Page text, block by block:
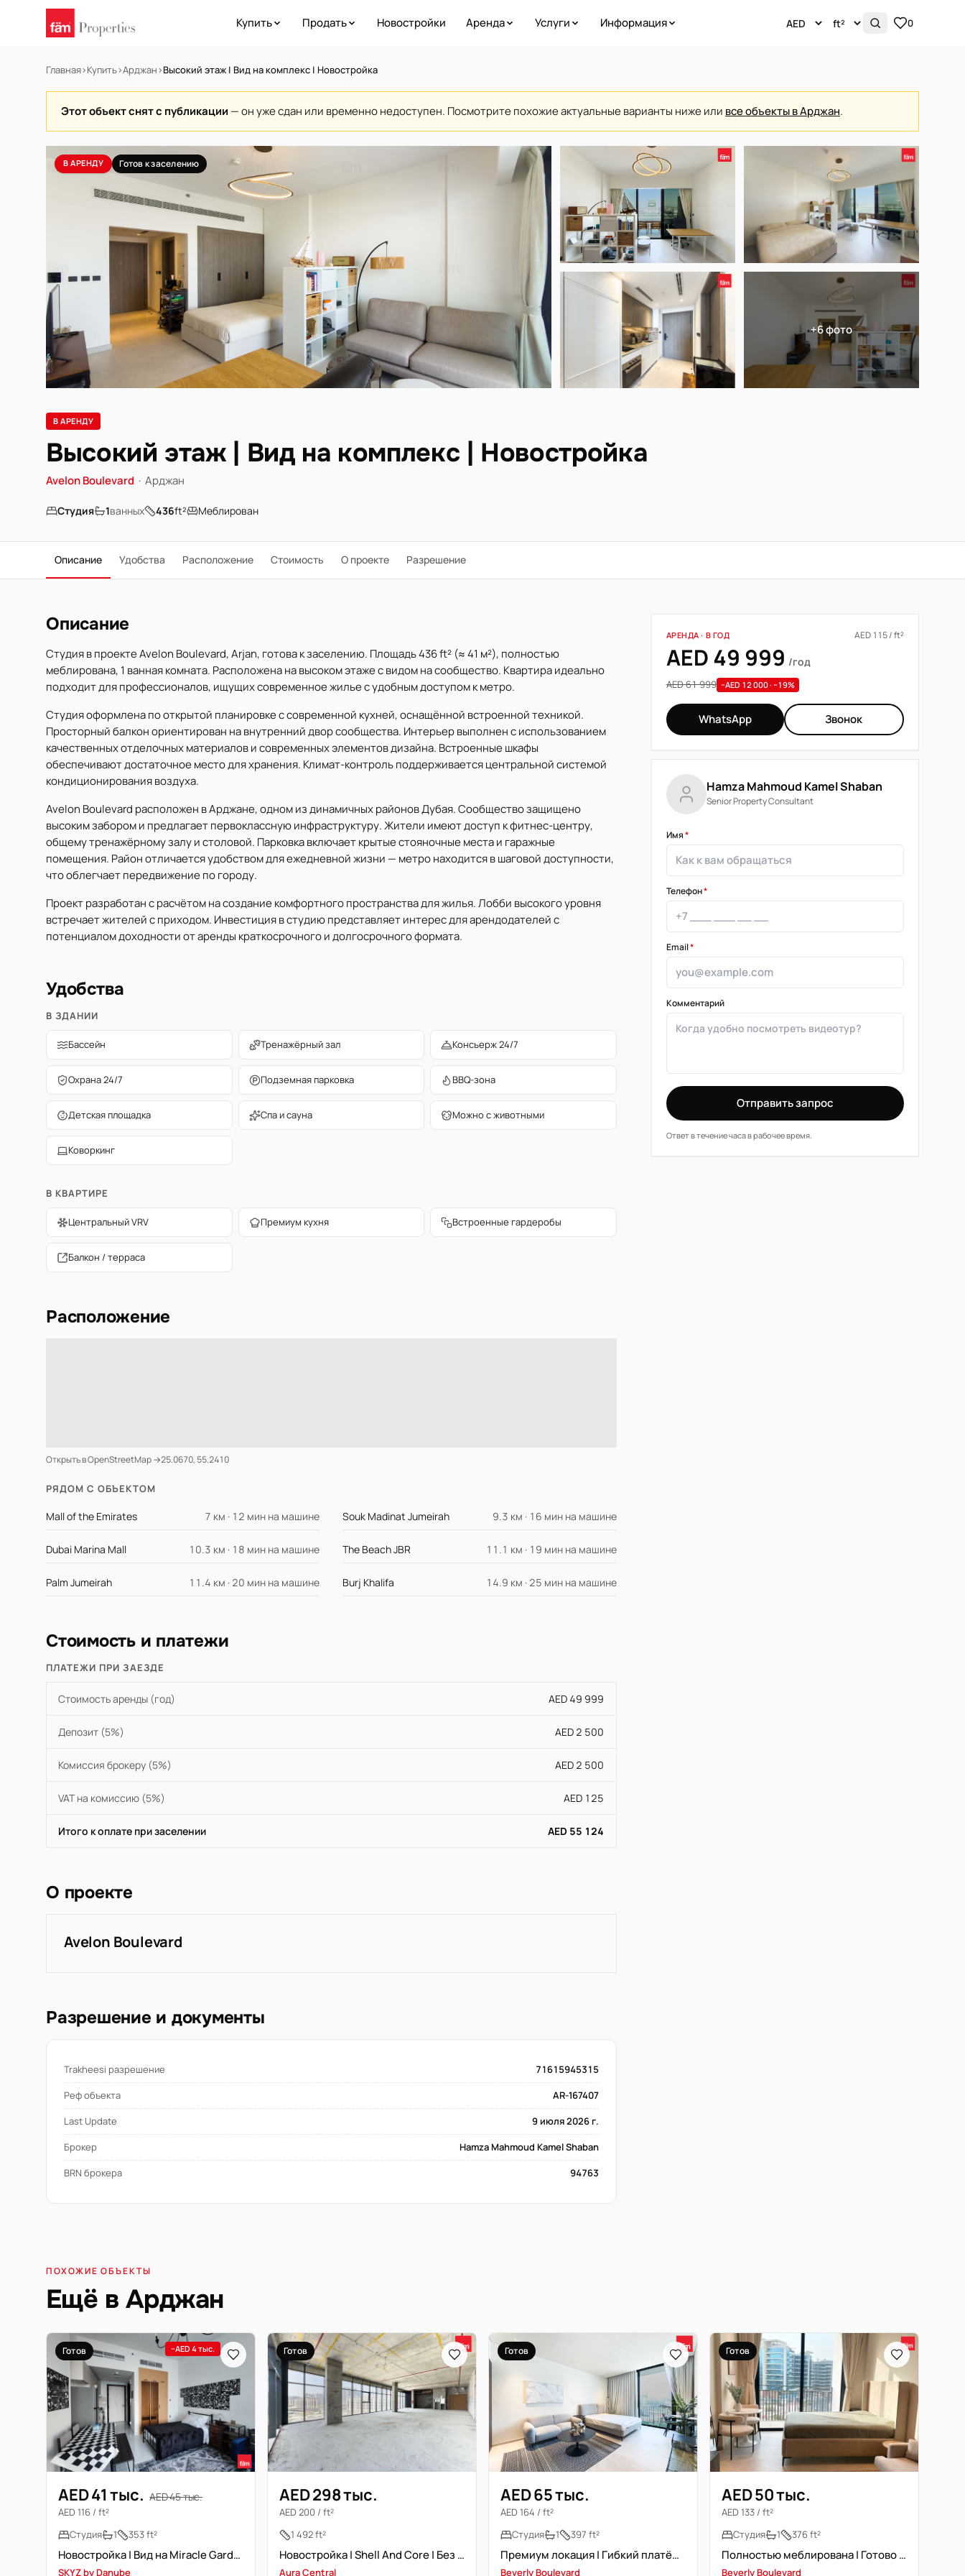
Купить Продать Новостройки Аренда Услуги Информация 0
Главная›Купить›Арджан›Высокий этаж | Вид на комплекс | Новостройка
Этот объект снят с публикации — он уже сдан или временно недоступен. Посмотрите похожие актуальные варианты ниже или все объекты в Арджан.
В АРЕНДУ Готов к заселению
+6 фото
В АРЕНДУ
Высокий этаж | Вид на комплекс | Новостройка
Avelon Boulevard · Арджан
Студия 1ванных 436ft² Меблирован
Описание Удобства Расположение Стоимость О проекте Разрешение
Описание
Студия в проекте Avelon Boulevard, Arjan, готова к заселению. Площадь 436 ft² (≈ 41 м²), полностью
меблирована, 1 ванная комната. Расположена на высоком этаже с видом на сообщество. Квартира идеально
подходит для профессионалов, ищущих современное жилье с удобным доступом к метро.
Студия оформлена по открытой планировке с современной кухней, оснащённой встроенной техникой.
Просторный балкон ориентирован на внутренний двор сообщества. Интерьер выполнен с использованием
качественных отделочных материалов и современных элементов дизайна. Встроенные шкафы
обеспечивают достаточное место для хранения. Климат-контроль поддерживается центральной системой
кондиционирования воздуха.
Avelon Boulevard расположен в Арджане, одном из динамичных районов Дубая. Сообщество защищено
высоким забором и предлагает первоклассную инфраструктуру. Жители имеют доступ к фитнес-центру,
общему тренажёрному залу и столовой. Парковка включает крытые стояночные места и гаражные
помещения. Район отличается удобством для ежедневной жизни — метро находится в шаговой доступности,
что облегчает передвижение по городу.
Проект разработан с расчётом на создание комфортного пространства для жилья. Лобби высокого уровня
встречает жителей с приходом. Инвестиция в студию представляет интерес для арендодателей с
потенциалом доходности от аренды краткосрочного и долгосрочного формата.
Удобства
В ЗДАНИИ
Бассейн Тренажёрный зал Консьерж 24/7
Охрана 24/7 Подземная парковка BBQ-зона
Детская площадка Спа и сауна Можно с животными
Коворкинг
В КВАРТИРЕ
Центральный VRV Премиум кухня Встроенные гардеробы
Балкон / терраса
Расположение
Открыть в OpenStreetMap →25.0670, 55.2410
РЯДОМ С ОБЪЕКТОМ
Mall of the Emirates 7 км · 12 мин на машине Souk Madinat Jumeirah 9.3 км · 16 мин на машине
Dubai Marina Mall 10.3 км · 18 мин на машине The Beach JBR 11.1 км · 19 мин на машине
Palm Jumeirah 11.4 км · 20 мин на машине Burj Khalifa 14.9 км · 25 мин на машине
Стоимость и платежи
ПЛАТЕЖИ ПРИ ЗАЕЗДЕ
Стоимость аренды (год) AED 49 999
Депозит (5%) AED 2 500
Комиссия брокеру (5%) AED 2 500
VAT на комиссию (5%) AED 125
Итого к оплате при заселении AED 55 124
О проекте
Avelon Boulevard
Разрешение и документы
Trakheesi разрешение
71615945315
Реф объекта
AR-167407
Last Update
9 июля 2026 г.
Брокер
Hamza Mahmoud Kamel Shaban
BRN брокера
94763
АРЕНДА · В ГОД AED 115 / ft²
AED 49 999 /год
AED 61 999 −AED 12 000 · −19%
WhatsApp Звонок
Hamza Mahmoud Kamel Shaban
Senior Property Consultant
Имя*
Телефон*
Email*
Комментарий
Отправить запрос
Ответ в течение часа в рабочее время.
ПОХОЖИЕ ОБЪЕКТЫ
Ещё в Арджан
Готов −AED 4 тыс.
AED 41 тыс. AED 45 тыс.
AED 116 / ft²
Студия
1 353 ft²
Новостройка | Вид на Miracle Garden | Высокий этаж
SKYZ by Danube
Готов
AED 298 тыс.
AED 200 / ft²
1 492 ft²
Новостройка | Shell And Core | Без мебели
Aura Central
Готов
AED 65 тыс.
AED 164 / ft²
Студия
1 397 ft²
Премиум локация | Гибкий платёж | Умный дом
Beverly Boulevard
Готов
AED 50 тыс.
AED 133 / ft²
Студия
1 376 ft²
Полностью меблирована | Готово к заселению | Новостройка
Beverly Boulevard